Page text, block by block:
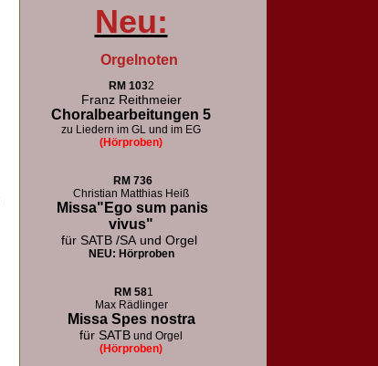
Neu:
Orgelnoten
RM 1032
Franz Reithmeier
Choralbearbeitungen 5
zu Liedern im GL und im EG
(Hörproben)
RM 736
Christian Matthias Heiß
Missa"Ego sum panis
vivus"
für SATB /SA und Orgel
NEU: Hörproben
RM 581
Max Rädlinger
Missa Spes nostra
für SATB und Orgel
(Hörproben)